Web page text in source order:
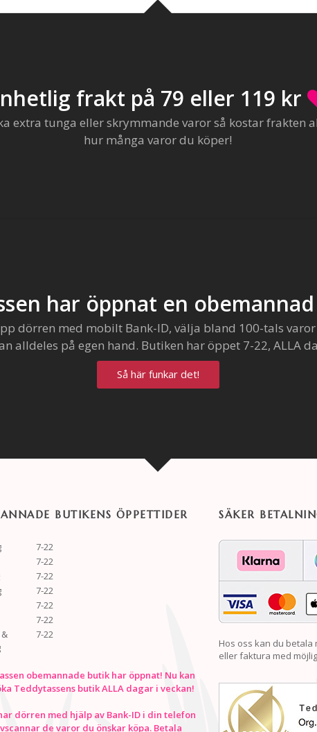
frakt på 79 eller 119 kr
extra tunga eller skrymmande varor så kostar frakten
hur många varor du köper!
har öppnat en
dörren med mobilt Bank-ID, välja bland 100-tals
alldeles på egen hand. Butiken har öppet 7-22, ALLA
Så här funkar det!
BUTIKENS ÖPPETTIDER
7-22
7-22
7-22
7-22
7-22
7-22
7-22
obemannade butik har öppnat! Nu kan
Teddytassens butik ALLA dagar i veckan!
dörren med hjälp av Bank-ID i din telefon
de varor du önskar köpa. Betala
SÄKER
Hos oss kan du betala
eller faktura med